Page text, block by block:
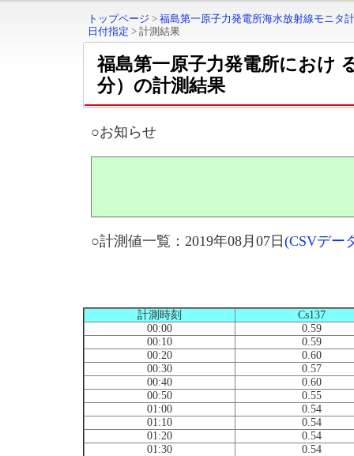
トップページ > 福島第一原子力発電所海水放射線モニタ
日付指定 > 計測結果
福島第一原子力発電所におけ
分）の計測結果
○お知らせ
○計測値一覧：2019年08月07日 (CSVデー
計測時刻
Cs137
00:00
0.59
00:10
0.59
00:20
0.60
00:30
0.57
00:40
0.60
00:50
0.55
01:00
0.54
01:10
0.54
01:20
0.54
01:30
0.54